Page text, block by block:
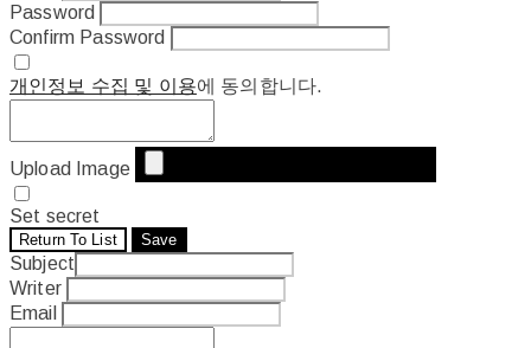
Password
Confirm Password
개인정보 수집 및 이용에 동의합니다.
Upload Image
Set secret
Return To List Save
Subject
Writer
Email